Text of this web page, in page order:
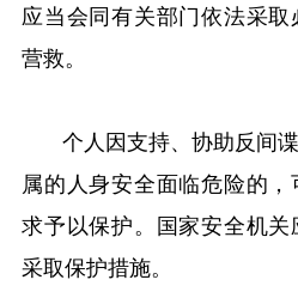
应当会同有关部门依法采取
营救。
个人因支持、协助反间
属的人身安全面临危险的
求予以保护。国家安全机
采取保护措施。